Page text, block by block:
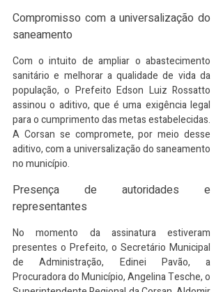
Compromisso com a universalização do
saneamento
Com o intuito de ampliar o abastecimento
sanitário e melhorar a qualidade de vida da
população, o Prefeito Edson Luiz Rossatto
assinou o aditivo, que é uma exigência legal
para o cumprimento das metas estabelecidas.
A Corsan se compromete, por meio desse
aditivo, com a universalização do saneamento
no município.
Presença de autoridades e
representantes
No momento da assinatura estiveram
presentes o Prefeito, o Secretário Municipal
de Administração, Edinei Pavão, a
Procuradora do Município, Angelina Tesche, o